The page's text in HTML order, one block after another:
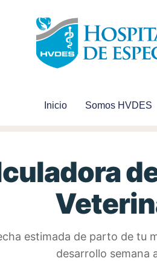
Inicio Somos HVDES
estimada de parto de tu
desarrollo semana